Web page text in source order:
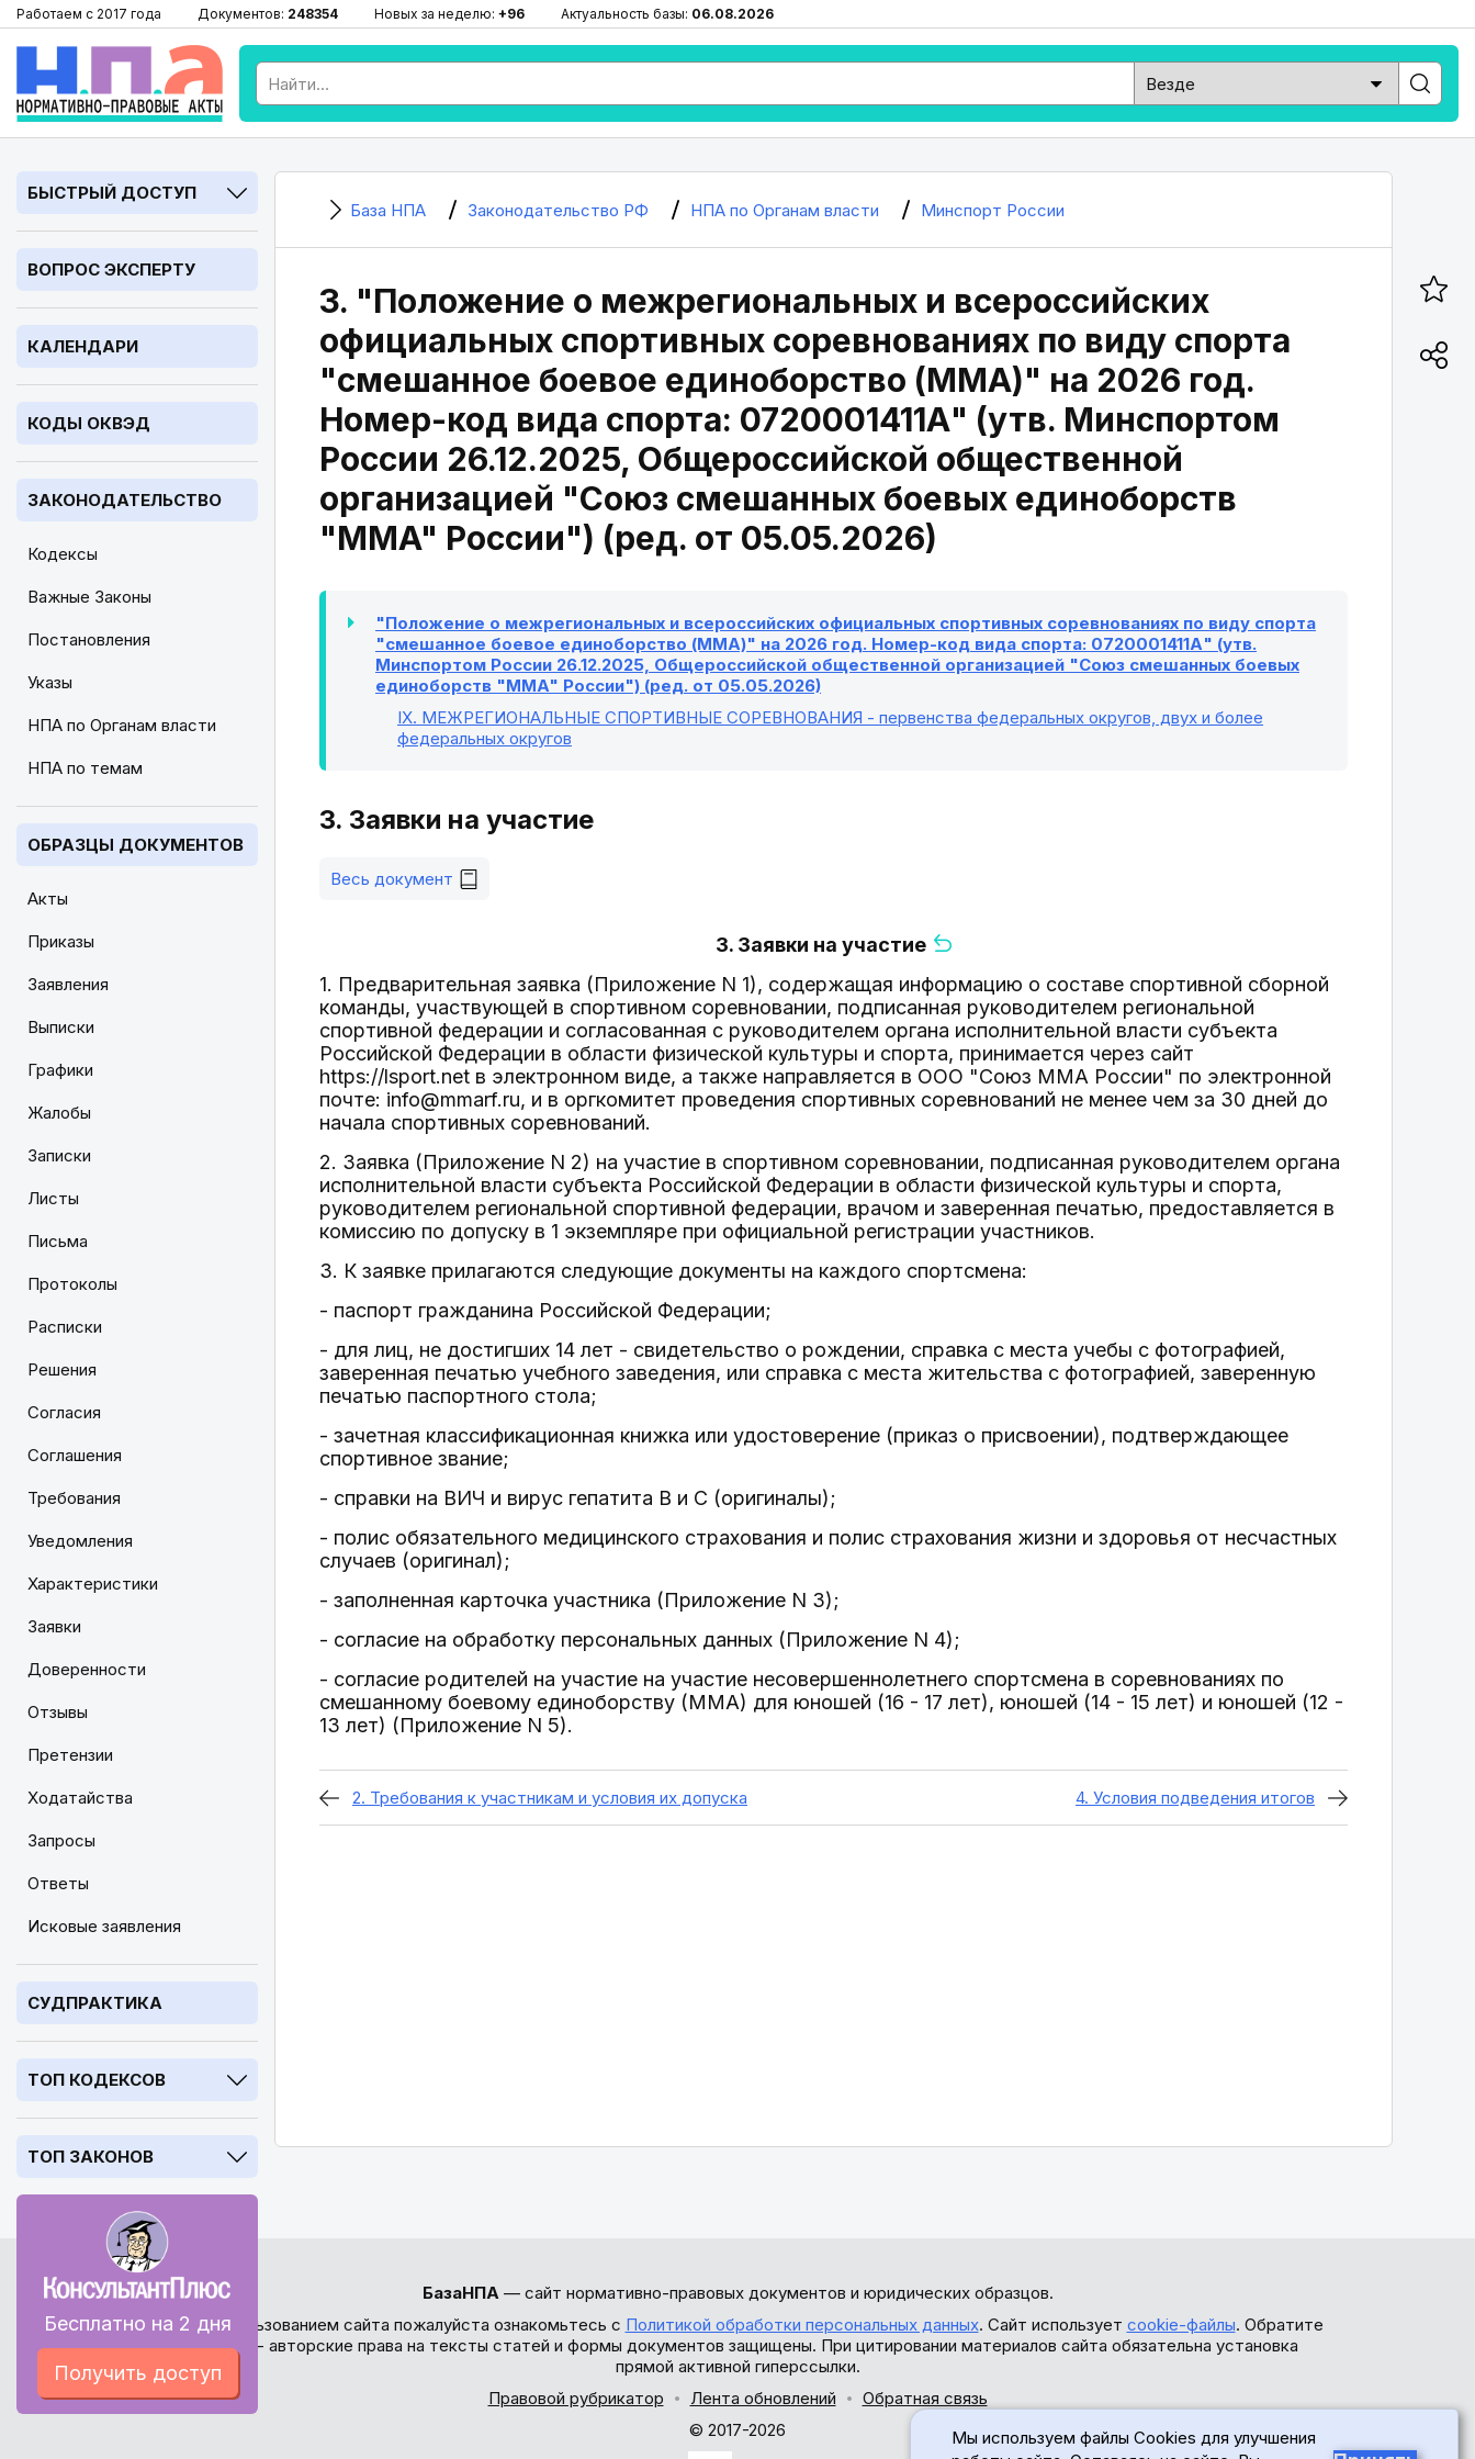
Работаем с 2017 года Документов: 248354 Новых за неделю: +96 Актуальность базы: 06.08.2026
БЫСТРЫЙ ДОСТУП
ВОПРОС ЭКСПЕРТУ
КАЛЕНДАРИ
КОДЫ ОКВЭД
ЗАКОНОДАТЕЛЬСТВО
Кодексы
Важные Законы
Постановления
Указы
НПА по Органам власти
НПА по темам
ОБРАЗЦЫ ДОКУМЕНТОВ
Акты
Приказы
Заявления
Выписки
Графики
Жалобы
Записки
Листы
Письма
Протоколы
Расписки
Решения
Согласия
Соглашения
Требования
Уведомления
Характеристики
Заявки
Доверенности
Отзывы
Претензии
Ходатайства
Запросы
Ответы
Исковые заявления
СУДПРАКТИКА
ТОП КОДЕКСОВ
ТОП ЗАКОНОВ
Бесплатно на 2 дня
Получить доступ
База НПА Законодательство РФ НПА по Органам власти Минспорт России
3. "Положение о межрегиональных и всероссийских
официальных спортивных соревнованиях по виду спорта
"смешанное боевое единоборство (MMA)" на 2026 год.
Номер-код вида спорта: 0720001411А" (утв. Минспортом
России 26.12.2025, Общероссийской общественной
организацией "Союз смешанных боевых единоборств
"MMA" России") (ред. от 05.05.2026)
"Положение о межрегиональных и всероссийских официальных спортивных соревнованиях по виду спорта
"смешанное боевое единоборство (MMA)" на 2026 год. Номер-код вида спорта: 0720001411А" (утв.
Минспортом России 26.12.2025, Общероссийской общественной организацией "Союз смешанных боевых
единоборств "MMA" России") (ред. от 05.05.2026)
IX. МЕЖРЕГИОНАЛЬНЫЕ СПОРТИВНЫЕ СОРЕВНОВАНИЯ - первенства федеральных округов, двух и более
федеральных округов
3. Заявки на участие
Весь документ
3. Заявки на участие
1. Предварительная заявка (Приложение N 1), содержащая информацию о составе спортивной сборной
команды, участвующей в спортивном соревновании, подписанная руководителем региональной
спортивной федерации и согласованная с руководителем органа исполнительной власти субъекта
Российской Федерации в области физической культуры и спорта, принимается через сайт
https://lsport.net в электронном виде, а также направляется в ООО "Союз MMA России" по электронной
почте: info@mmarf.ru, и в оргкомитет проведения спортивных соревнований не менее чем за 30 дней до
начала спортивных соревнований.
2. Заявка (Приложение N 2) на участие в спортивном соревновании, подписанная руководителем органа
исполнительной власти субъекта Российской Федерации в области физической культуры и спорта,
руководителем региональной спортивной федерации, врачом и заверенная печатью, предоставляется в
комиссию по допуску в 1 экземпляре при официальной регистрации участников.
3. К заявке прилагаются следующие документы на каждого спортсмена:
- паспорт гражданина Российской Федерации;
- для лиц, не достигших 14 лет - свидетельство о рождении, справка с места учебы с фотографией,
заверенная печатью учебного заведения, или справка с места жительства с фотографией, заверенную
печатью паспортного стола;
- зачетная классификационная книжка или удостоверение (приказ о присвоении), подтверждающее
спортивное звание;
- справки на ВИЧ и вирус гепатита B и C (оригиналы);
- полис обязательного медицинского страхования и полис страхования жизни и здоровья от несчастных
случаев (оригинал);
- заполненная карточка участника (Приложение N 3);
- согласие на обработку персональных данных (Приложение N 4);
- согласие родителей на участие на участие несовершеннолетнего спортсмена в соревнованиях по
смешанному боевому единоборству (MMA) для юношей (16 - 17 лет), юношей (14 - 15 лет) и юношей (12 -
13 лет) (Приложение N 5).
2. Требования к участникам и условия их допуска 4. Условия подведения итогов
БазаНПА— сайт нормативно-правовых документов и юридических образцов.
Перед использованием сайта пожалуйста ознакомьтесь с Политикой обработки персональных данных. Сайт использует cookie-файлы. Обратите
внимание - авторские права на тексты статей и формы документов защищены. При цитировании материалов сайта обязательна установка
прямой активной гиперссылки.
Правовой рубрикатор
Лента обновлений
Обратная связь
© 2017-2026
Мы используем файлы Cookies для улучшения